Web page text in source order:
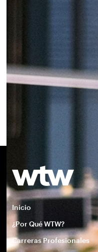
Inicio
¿Por Qué WTW?
Carreras Profesionales